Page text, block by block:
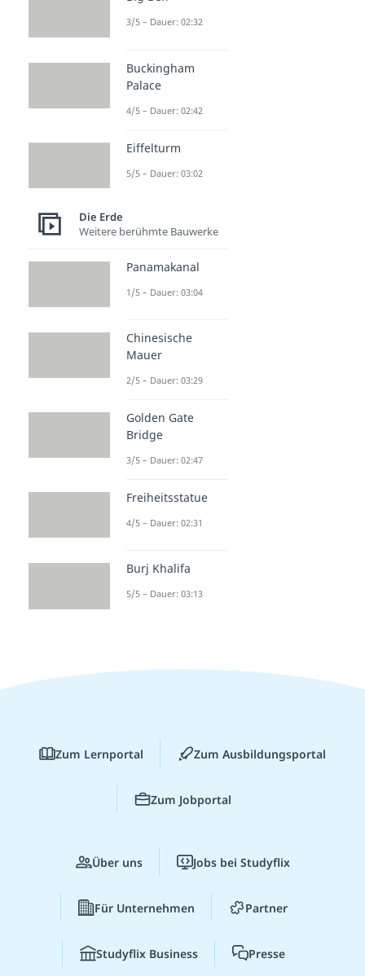
3/5 – Dauer: 02:32
Buckingham
Palace
4/5 – Dauer: 02:42
Eiffelturm
5/5 – Dauer: 03:02
Die Erde
Weitere berühmte Bauwerke
Panamakanal
1/5 – Dauer: 03:04
Chinesische
Mauer
2/5 – Dauer: 03:29
Golden Gate
Bridge
3/5 – Dauer: 02:47
Freiheitsstatue
4/5 – Dauer: 02:31
Burj Khalifa
5/5 – Dauer: 03:13
Zum Lernportal Zum Ausbildungsportal
Zum Jobportal
Über uns Jobs bei Studyflix
Für Unternehmen Partner
Studyflix Business Presse